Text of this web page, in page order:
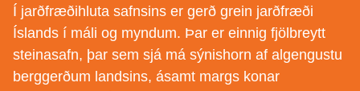
Í jarðfræðihluta safnsins er gerð grein jarðfræði
Íslands í máli og myndum. Þar er einnig fjölbreytt
steinasafn, þar sem sjá má sýnishorn af algengustu
berggerðum landsins, ásamt margs konar